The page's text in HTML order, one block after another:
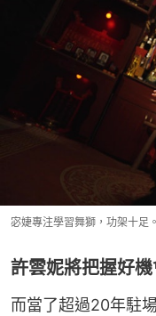
宓婕專注學習舞獅，功架十足
許雲妮將把握好
而當了超過20年駐